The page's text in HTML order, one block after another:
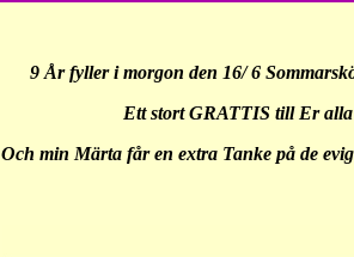
9 År fyller i morgon den 16/ 6
Ett stort GRATTIS till Er
Och min Märta får en extra Tanke på de